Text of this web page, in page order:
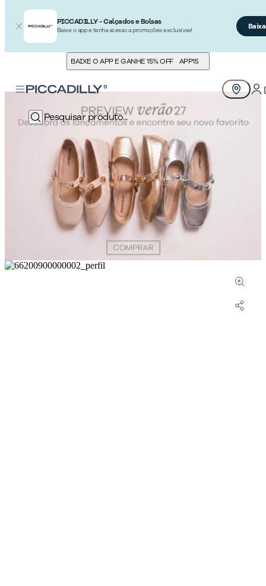
PICCADILLY - Calçados e Bolsas
Baixe o app e tenha acesso a promoções exclusivas!
BAIXE O APP E GANHE 15% OFF APP15